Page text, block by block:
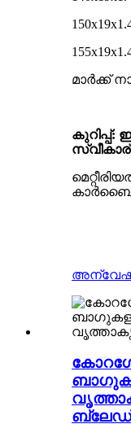
മാർക്ക്
കുറിപ്പ്:
ബ്ലേഡ്